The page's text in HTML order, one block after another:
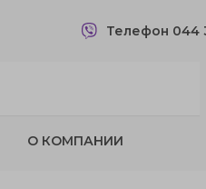
Телефон 044
О КОМПАНИИ